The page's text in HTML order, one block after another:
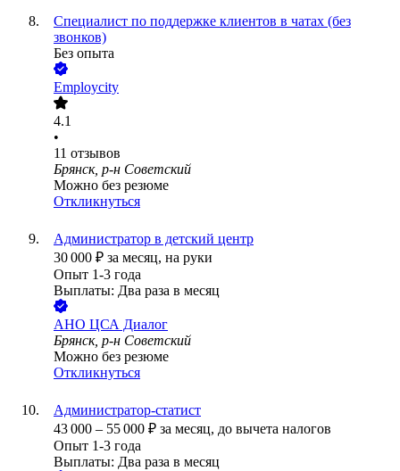
Специалист по поддержке клиентов в чатах (без
звонков)
Без опыта
Employcity
4.1
•
11 отзывов
Брянск, р-н Советский
Можно без резюме
Откликнуться
Администратор в детский центр
30 000 ₽ за месяц, на руки
Опыт 1-3 года
Выплаты: Два раза в месяц
АНО ЦСА Диалог
Брянск, р-н Советский
Можно без резюме
Откликнуться
Администратор-статист
43 000 – 55 000 ₽ за месяц, до вычета налогов
Опыт 1-3 года
Выплаты: Два раза в месяц